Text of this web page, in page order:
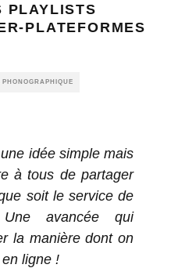
PLAYLISTS
PLATEFORMES
idée simple mais
à tous de partager
soit le service de
Une avancée qui
la manière dont on
ligne !